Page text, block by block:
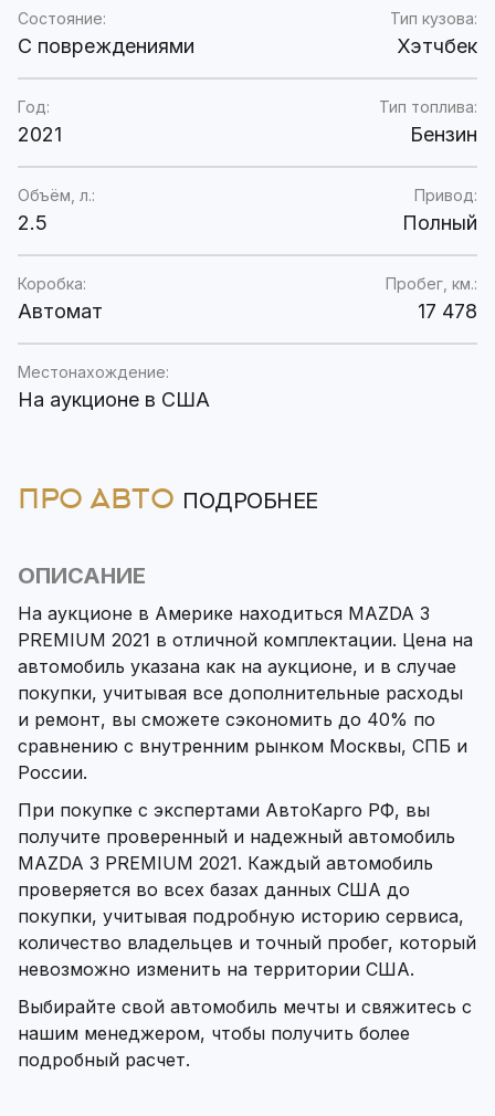
Состояние:
C повреждениями
Тип кузова:
Хэтчбек
Год:
2021
Тип топлива:
Бензин
Объём, л.:
2.5
Привод:
Полный
Коробка:
Автомат
Пробег, км.:
17 478
Местонахождение:
На аукционе в США
ПРО АВТО ПОДРОБНЕЕ
ОПИСАНИЕ
На аукционе в Америке находиться MAZDA 3
PREMIUM 2021 в отличной комплектации. Цена на
автомобиль указана как на аукционе, и в случае
покупки, учитывая все дополнительные расходы
и ремонт, вы сможете сэкономить до 40% по
сравнению с внутренним рынком Москвы, СПБ и
России.
При покупке с экспертами АвтоКарго РФ, вы
получите проверенный и надежный автомобиль
MAZDA 3 PREMIUM 2021. Каждый автомобиль
проверяется во всех базах данных США до
покупки, учитывая подробную историю сервиса,
количество владельцев и точный пробег, который
невозможно изменить на территории США.
Выбирайте свой автомобиль мечты и свяжитесь с
нашим менеджером, чтобы получить более
подробный расчет.